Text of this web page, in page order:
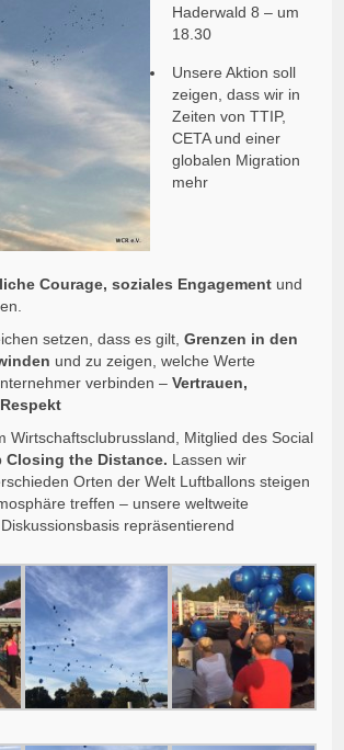
Haderwald 8 – um
18.30
Unsere Aktion soll
zeigen, dass wir in
Zeiten von TTIP,
CETA und einer
globalen Migration
mehr
Courage, soziales Engagement und
setzen, dass es gilt,Grenzen in den
und zu zeigen, welche Werte
verbinden –Vertrauen,
Wirtschaftsclubrussland, Mitglied des Social
Closing the Distance. Lassen wir
Orten der Welt Luftballons steigen
treffen – unsere weltweite
repräsentierend